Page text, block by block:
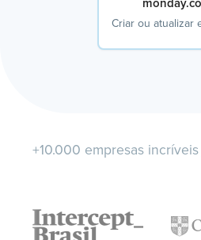
Criar ou atualizar
+10.000 empresas